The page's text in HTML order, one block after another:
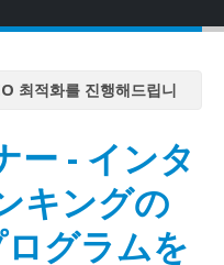
최적화를 진행해드립니
최적화를 진행해드립니
최적화를 진행해드립니
ー - インタ
キングの
グラムを